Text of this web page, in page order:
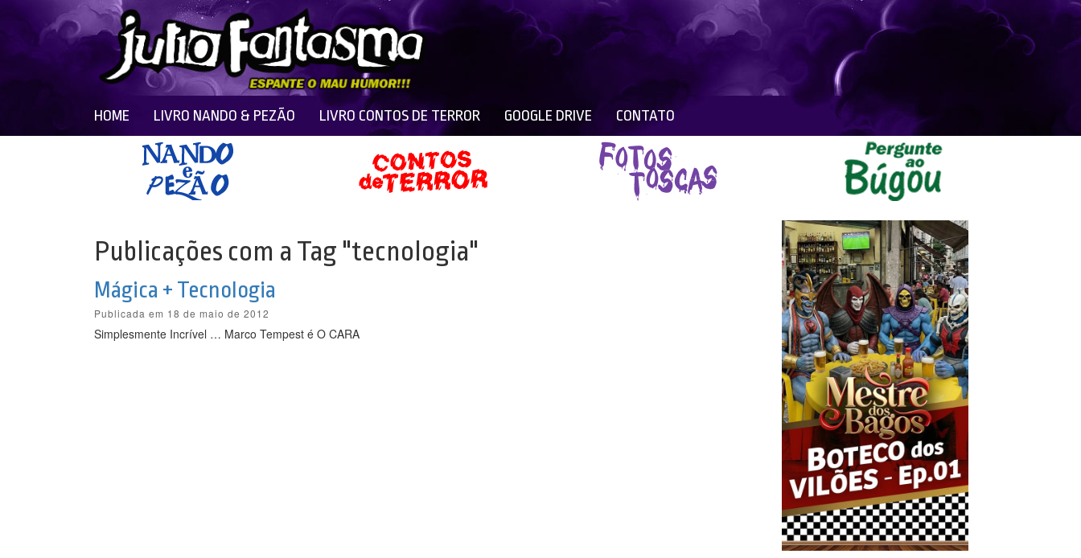
HOME LIVRO NANDO & PEZÃO LIVRO CONTOS DE TERROR GOOGLE DRIVE CONTATO
Publicações com a Tag "tecnologia"
Mágica + Tecnologia
Publicada em 18 de maio de 2012
Simplesmente Incrível … Marco Tempest é O CARA